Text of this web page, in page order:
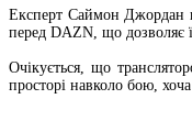
Експерт Саймон Джордан
перед DAZN, що дозволяє
Очікується, що
просторі навколо бою,